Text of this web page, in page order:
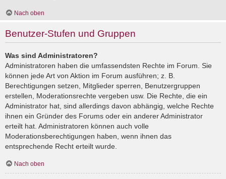
Nach oben
Benutzer-Stufen und Gruppen
Was sind Administratoren?
Administratoren haben die umfassendsten Rechte im Forum. Sie
können jede Art von Aktion im Forum ausführen; z. B.
Berechtigungen setzen, Mitglieder sperren, Benutzergruppen
erstellen, Moderationsrechte vergeben usw. Die Rechte, die ein
Administrator hat, sind allerdings davon abhängig, welche Rechte
ihnen ein Gründer des Forums oder ein anderer Administrator
erteilt hat. Administratoren können auch volle
Moderationsberechtigungen haben, wenn ihnen das
entsprechende Recht erteilt wurde.
Nach oben